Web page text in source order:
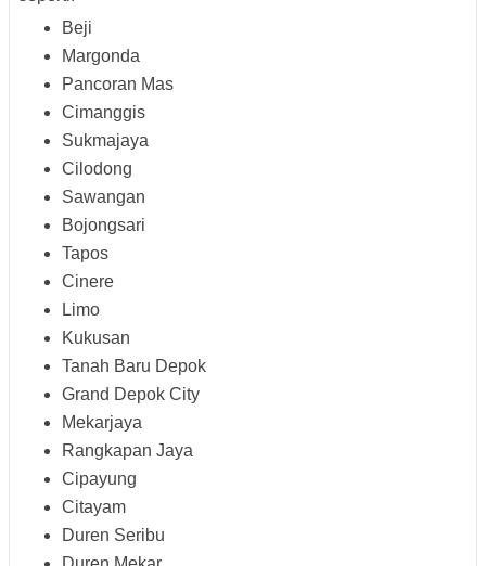
Beji
Margonda
Pancoran Mas
Cimanggis
Sukmajaya
Cilodong
Sawangan
Bojongsari
Tapos
Cinere
Limo
Kukusan
Tanah Baru Depok
Grand Depok City
Mekarjaya
Rangkapan Jaya
Cipayung
Citayam
Duren Seribu